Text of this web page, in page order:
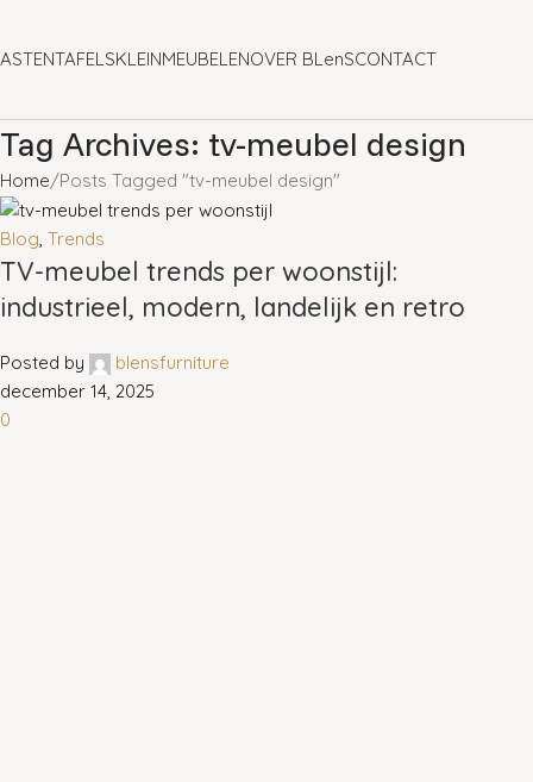
TAFELSKLEINMEUBELENOVER BLenSCONTACT
Tag Archives: tv-meubel design
Home Posts Tagged "tv-meubel design"
Blog, Trends
TV-meubel trends per woonstijl:
industrieel, modern, landelijk en retro
Posted by
blensfurniture
december 14, 2025
0